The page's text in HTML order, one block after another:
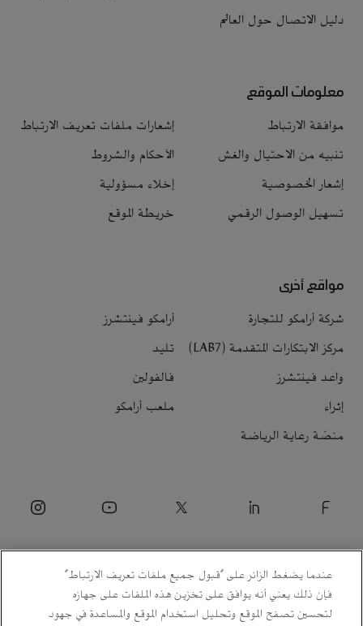
دليل الاتصال حول العالم
معلومات الموقع
موافقة الارتباط
إشعارات ملفات تعريف الارتباط
تنبيه من الاحتيال والغش
الأحكام والشروط
إشعار الخصوصية
إخلاء مسؤولية
تسهيل الوصول الرقمي
خريطة الموقع
مواقع أخرى
شركة أرامكو للتجارة
أرامكو فينتشرز
مركز الابتكارات المتقدمة (LAB7)
تليد
واعد فينتشرز
فالفولين
إثراء
ملعب أرامكو
منصّة رعاية الرياضة
عندما يضغط الزائر على "قبول جميع ملفات تعريف الارتباط"
فإن ذلك يعني أنه يوافق على تخزين هذه الملفات على جهازه
لتحسين تصفح الموقع وتحليل استخدام الموقع والمساعدة في جهود